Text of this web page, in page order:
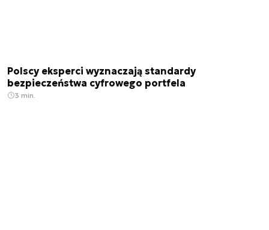
Polscy eksperci wyznaczają standardy
bezpieczeństwa cyfrowego portfela
3 min.